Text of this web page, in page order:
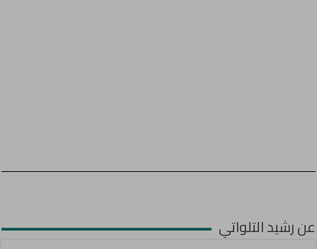
عن رشيد التلواتي